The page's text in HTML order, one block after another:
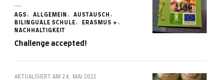
AGS ALLGEMEIN
AUSTAUSCH
BILINGUALE SCHULE
ERASMUS +
NACHHALTIGKEIT
Challenge accepted!
AKTUALISIERT AM 24. MAI 2022